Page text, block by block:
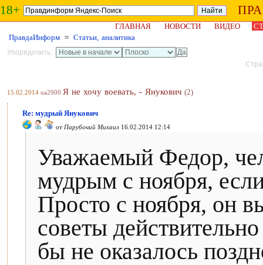
18+
ГЛАВНАЯ НОВОСТИ ВИДЕО
ПравдаИнформ ≈ Статьи, аналитика
Упорядочить:
15.02.2014 ua2000 Я не хочу воевать, - Янукович (2)
Re: мудрый Янукович
от Парубочий Михаил 16.02.2014 12:14
Уважаемый Федор,
мудрым с ноября,
Просто с ноября, он
советы
бы не оказалось